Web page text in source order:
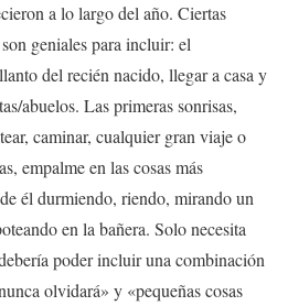
a lo largo del año. Ciertas
geniales para incluir: el
del recién nacido, llegar a casa y
abuelos. Las primeras sonrisas,
caminar, cualquier gran viaje o
empalme en las cosas más
él durmiendo, riendo, mirando un
en la bañera. Solo necesita
poder incluir una combinación
olvidará» y «pequeñas cosas